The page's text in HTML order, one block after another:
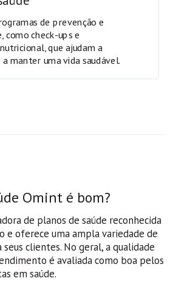
de prevenção e
como check-ups e
que ajudam a
manter uma vida saudável.
Omint é bom?
de planos de saúde reconhecida
e oferece uma ampla variedade de
clientes. No geral, a qualidade
é avaliada como boa pelos
em saúde.